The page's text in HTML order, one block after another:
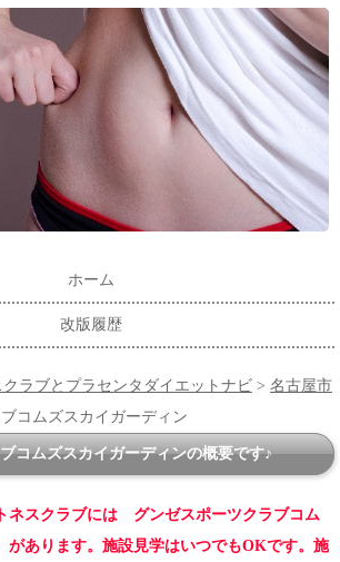
ホーム
改版履歴
ラブとプラセンタダイエットナビ > 名古屋市
コムズスカイガーディン
コムズスカイガーディンの概要です♪
ネスクラブには グンゼスポーツクラブコム
あります。施設見学はいつでもOKです。施